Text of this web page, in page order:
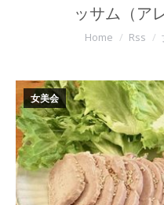
ッサム（ア
You are here:
Home Rss
女美会